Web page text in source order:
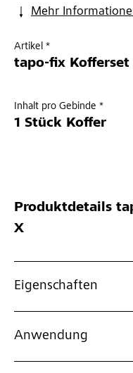
Mehr
Artikel *
tapo-fix Kofferset
Inhalt pro Gebinde *
1 Stück Koffer
Produktdetails
X
Eigenschaften
Anwendung